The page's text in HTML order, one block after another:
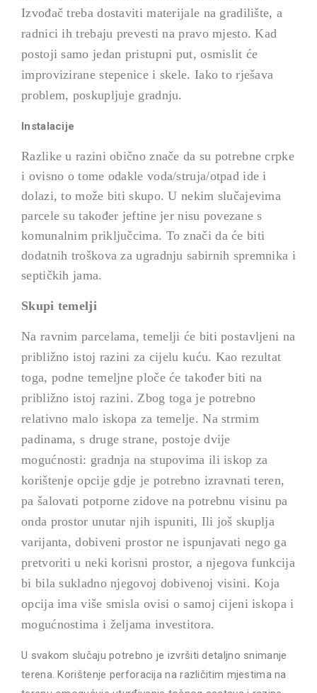
Izvođač treba dostaviti materijale na gradilište, a
radnici ih trebaju prevesti na pravo mjesto. Kad
postoji samo jedan pristupni put, osmislit će
improvizirane stepenice i skele. Iako to rješava
problem, poskupljuje gradnju.
Instalacije
Razlike u razini obično znače da su potrebne crpke
i ovisno o tome odakle voda/struja/otpad ide i
dolazi, to može biti skupo. U nekim slučajevima
parcele su također jeftine jer nisu povezane s
komunalnim priključcima. To znači da će biti
dodatnih troškova za ugradnju sabirnih spremnika i
septičkih jama.
Skupi temelji
Na ravnim parcelama, temelji će biti postavljeni na
približno istoj razini za cijelu kuću. Kao rezultat
toga, podne temeljne ploče će također biti na
približno istoj razini. Zbog toga je potrebno
relativno malo iskopa za temelje. Na strmim
padinama, s druge strane, postoje dvije
mogućnosti: gradnja na stupovima ili iskop za
korištenje opcije gdje je potrebno izravnati teren,
pa šalovati potporne zidove na potrebnu visinu pa
onda prostor unutar njih ispuniti, Ili još skuplja
varijanta, dobiveni prostor ne ispunjavati nego ga
pretvoriti u neki korisni prostor, a njegova funkcija
bi bila sukladno njegovoj dobivenoj visini. Koja
opcija ima više smisla ovisi o samoj cijeni iskopa i
mogućnostima i željama investitora.
U svakom slučaju potrebno je izvršiti detaljno snimanje
terena. Korištenje perforacija na različitim mjestima na